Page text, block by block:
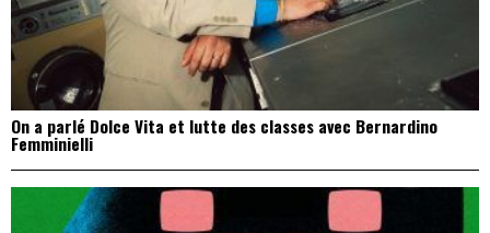
On a parlé Dolce Vita et lutte des classes avec Bernardino
Femminielli